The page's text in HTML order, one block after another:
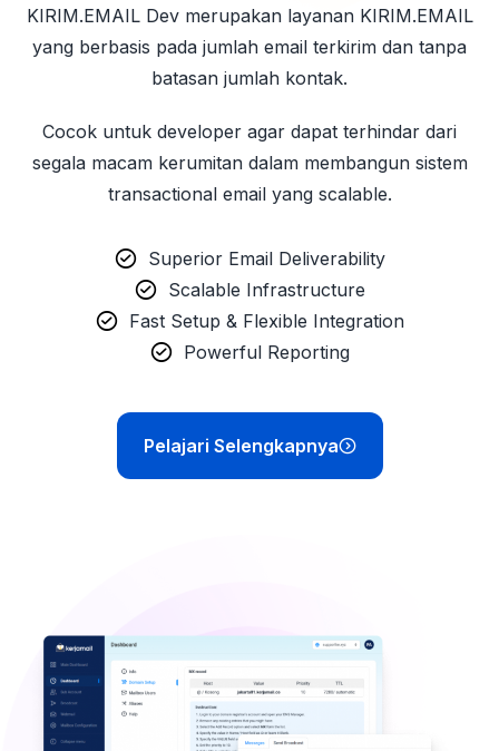
KIRIM.EMAIL Dev merupakan layanan KIRIM.EMAIL
yang berbasis pada jumlah email terkirim dan tanpa
batasan jumlah kontak.
Cocok untuk developer agar dapat terhindar dari
segala macam kerumitan dalam membangun sistem
transactional email yang scalable.
Superior Email Deliverability
Scalable Infrastructure
Fast Setup & Flexible Integration
Powerful Reporting
Pelajari Selengkapnya